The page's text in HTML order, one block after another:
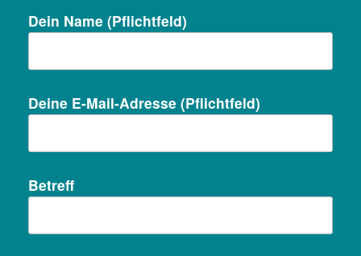
Dein Name (Pflichtfeld)
Deine E-Mail-Adresse (Pflichtfeld)
Betreff